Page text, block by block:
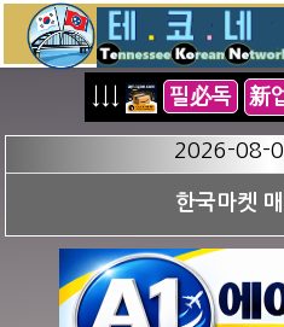
필必독 新
2026-08-
고급 일식 레스토